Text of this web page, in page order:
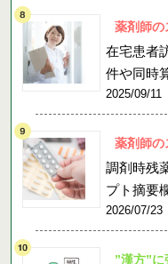
薬剤師の
在宅患者
件や同時
2025/09/11
薬剤師の
調剤時残
プト摘要
2026/07/23
”漢方”